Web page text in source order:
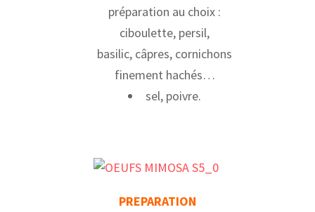
préparation au choix :
ciboulette, persil,
basilic, câpres, cornichons
finement hachés…
sel, poivre.
PREPARATION